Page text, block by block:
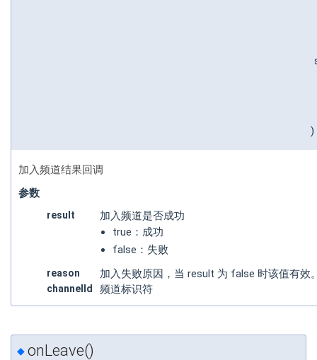
)
加入频道结果回调
参数
result
加入频道是否成功
true：成功
false：失败
reason 加入失败原因，当 result 为 false 时该值有效
channelId 频道标识符
◆ onLeave()